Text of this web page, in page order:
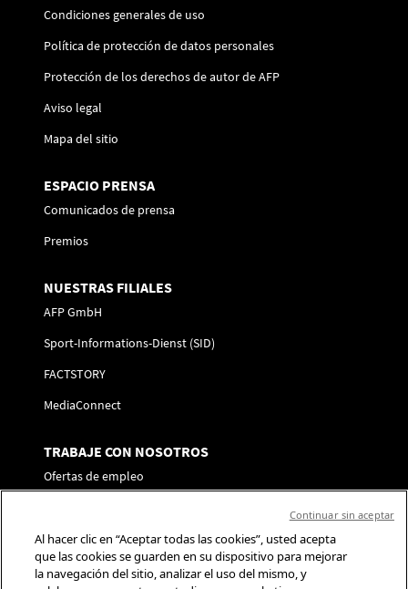
Condiciones generales de uso
Política de protección de datos personales
Protección de los derechos de autor de AFP
Aviso legal
Mapa del sitio
ESPACIO PRENSA
Comunicados de prensa
Premios
NUESTRAS FILIALES
AFP GmbH
Sport-Informations-Dienst (SID)
FACTSTORY
MediaConnect
TRABAJE CON NOSOTROS
Ofertas de empleo
SÍGANOS
Contacto
Al hacer clic en “Aceptar todas las cookies”, usted acepta
que las cookies se guarden en su dispositivo para mejorar
la navegación del sitio, analizar el uso del mismo, y
Continuar sin aceptar